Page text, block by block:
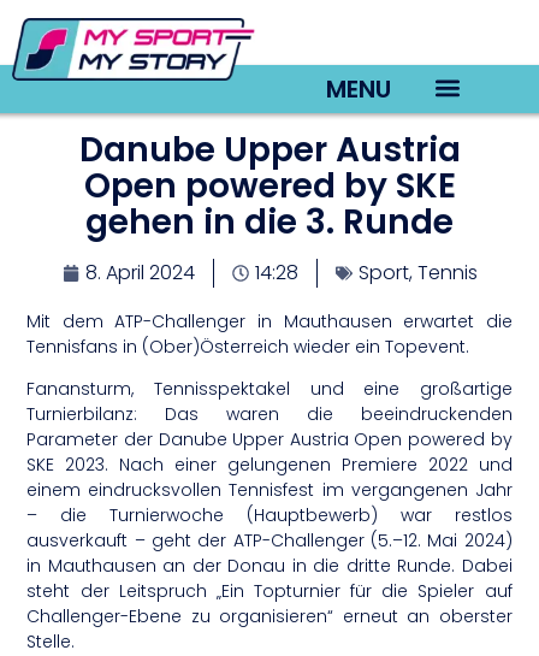
MENU
Danube Upper Austria
Open powered by SKE
gehen in die 3. Runde
8. April 2024 14:28 Sport,Tennis
Mit dem ATP-Challenger in Mauthausen erwartet die
Tennisfans in (Ober)Österreich wieder ein Topevent.
Fanansturm, Tennisspektakel und eine großartige
Turnierbilanz: Das waren die beeindruckenden
Parameter der Danube Upper Austria Open powered by
SKE 2023. Nach einer gelungenen Premiere 2022 und
einem eindrucksvollen Tennisfest im vergangenen Jahr
– die Turnierwoche (Hauptbewerb) war restlos
ausverkauft – geht der ATP-Challenger (5.–12. Mai 2024)
in Mauthausen an der Donau in die dritte Runde. Dabei
steht der Leitspruch „Ein Topturnier für die Spieler auf
Challenger-Ebene zu organisieren“ erneut an oberster
Stelle.